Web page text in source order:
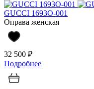
GUCCI 1693O-001
Оправа женская
32 500 ₽
Подробнее